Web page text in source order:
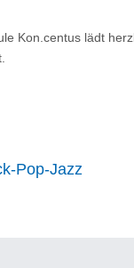
Kon.centus lädt
Pop-Jazz